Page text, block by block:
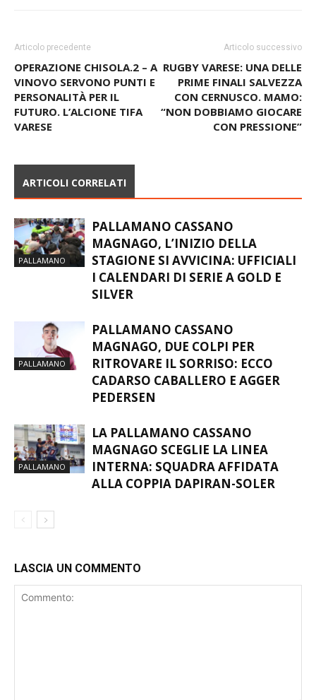
Articolo precedente
OPERAZIONE CHISOLA.2 – A
VINOVO SERVONO PUNTI E
PERSONALITÀ PER IL
FUTURO. L’ALCIONE TIFA
VARESE
Articolo successivo
RUGBY VARESE: UNA DELLE
PRIME FINALI SALVEZZA
CON CERNUSCO. MAMO:
“NON DOBBIAMO GIOCARE
CON PRESSIONE”
ARTICOLI CORRELATI
PALLAMANO
PALLAMANO CASSANO
MAGNAGO, L’INIZIO DELLA
STAGIONE SI AVVICINA: UFFICIALI
I CALENDARI DI SERIE A GOLD E
SILVER
PALLAMANO
PALLAMANO CASSANO
MAGNAGO, DUE COLPI PER
RITROVARE IL SORRISO: ECCO
CADARSO CABALLERO E AGGER
PEDERSEN
PALLAMANO
LA PALLAMANO CASSANO
MAGNAGO SCEGLIE LA LINEA
INTERNA: SQUADRA AFFIDATA
ALLA COPPIA DAPIRAN-SOLER
LASCIA UN COMMENTO